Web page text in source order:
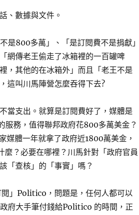
、數據與文件。
800多萬」、「是訂閱費不是捐獻」
網傳老王偷走了冰箱裡的一百罐啤
，其他的在冰箱外」而且「老王不是
這叫川馬陣營怎麼吞得下去?
當支出。就算是訂閱費好了，媒體是
務，值得聯邦政府花800多萬美金？
媒體一年就拿了政府近1800萬美金，
？必要在哪裡？川馬針對「政府官員
「查核」的「事實」嗎？
」Politico，問題是，任何人都可以
府大手筆付錢給Politico 的時間，正